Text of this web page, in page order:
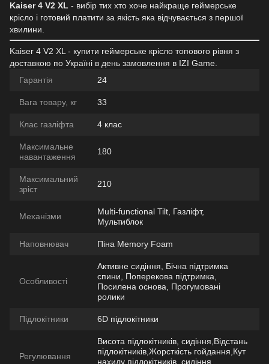
Kaiser 4 V2 XL - вибір тих хто хоче найкраще геймерське
крісло і готовий платити за якість яка відчувається з першої
хвилини.
Kaiser 4 V2 XL - купити геймерське крісло топового рівня з
доставкою по Україні в день замовлення в IZI Game.
Гарантія
24
Вага товару, кг 33
Клас газліфта 4 клас
Максимальне
навантаження
180
Максимальний
зріст
210
Механізми
Multi-functional Tilt, Газліфт,
Мультиблок
Наповнювач Піна Memory Foam
Особливості
Активне сидіння, Бічна підтримка
спини, Поперекова підтримка,
Посилена основа, Прогумовані
ролики
Підлокітники 6D підлокітники
Регулювання
Висота підлокітників, сидіння,Відстань
підлокітників,Жорсткість гойдання,Кут
нахилу підлокітників, сидіння,